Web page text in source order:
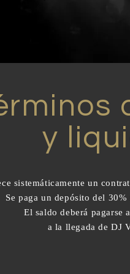
y
sistemáticamente un
Se paga un depósito del
El saldo deberá pagarse
a la llegada de DJ